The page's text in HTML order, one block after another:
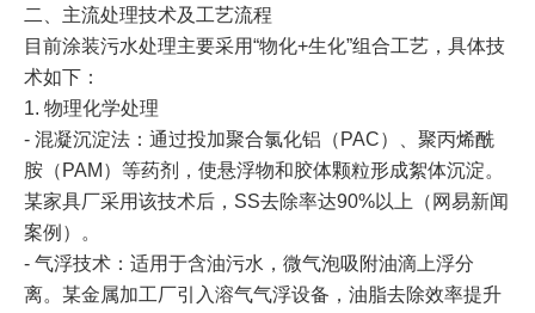
二、主流处理技术及工艺流程
目前涂装污水处理主要采用“物化+生化”组合工艺，具体技
术如下：
1. 物理化学处理
- 混凝沉淀法：通过投加聚合氯化铝（PAC）、聚丙烯酰
胺（PAM）等药剂，使悬浮物和胶体颗粒形成絮体沉淀。
某家具厂采用该技术后，SS去除率达90%以上（网易新闻
案例）。
- 气浮技术：适用于含油污水，微气泡吸附油滴上浮分
离。某金属加工厂引入溶气气浮设备，油脂去除效率提升